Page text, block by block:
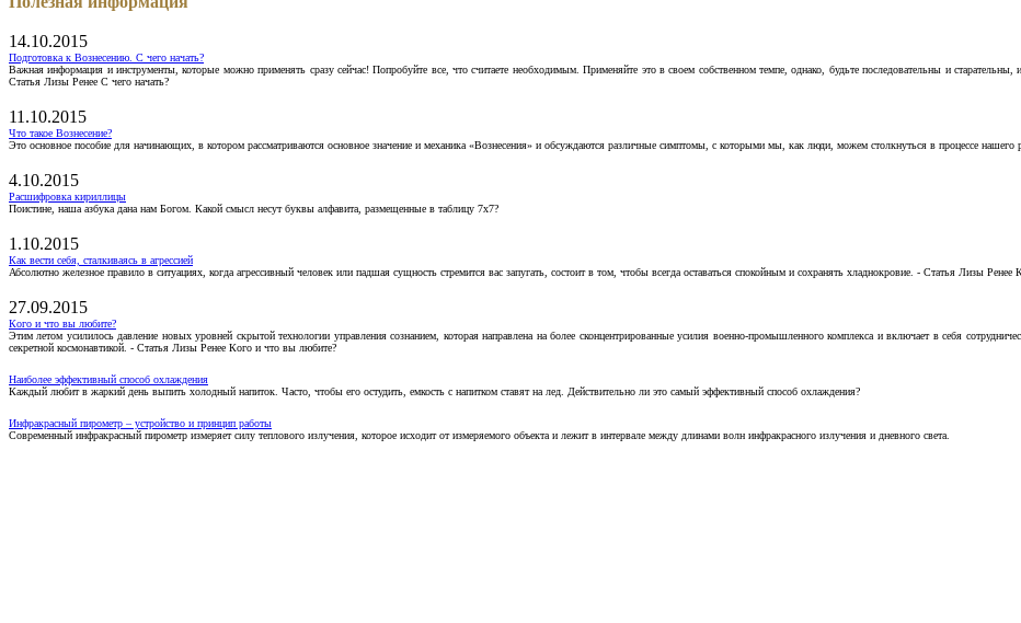
14.10.2015
Подготовка к Вознесению. С чего начать?
Важная информация и инструменты, которые можно применять сразу сейчас! Попробуйте все, что считаете необходимым. Применяйте это в своем собственном темпе, однако, будьте последовательны и
Статья Лизы Ренее С чего начать?
11.10.2015
Что такое Вознесение?
Это основное пособие для начинающих, в котором рассматриваются основное значение и механика «Вознесения» и обсуждаются различные симптомы, с которыми мы, как люди, можем столкнуться в процессе нашего
4.10.2015
Расшифровка кириллицы
Поистине, наша азбука дана нам Богом. Какой смысл несут буквы алфавита, размещенные в таблицу 7х7?
1.10.2015
Как вести себя, сталкиваясь в агрессией
Абсолютно железное правило в ситуациях, когда агрессивный человек или падшая сущность стремится вас запугать, состоит в том, чтобы всегда оставаться спокойным и сохранять хладнокровие. - Статья Лизы Ренее
27.09.2015
Кого и что вы любите?
Этим летом усилилось давление новых уровней скрытой технологии управления сознанием, которая направлена на более сконцентрированные усилия военно-промышленного комплекса и включает в себя
секретной космонавтикой. - Статья Лизы Ренее Кого и что вы любите?
Наиболее эффективный способ охлаждения
Каждый любит в жаркий день выпить холодный напиток. Часто, чтобы его остудить, емкость с напитком ставят на лед. Действительно ли это самый эффективный способ охлаждения?
Инфракрасный пирометр – устройство и принцип работы
Современный инфракрасный пирометр измеряет силу теплового излучения, которое исходит от измеряемого объекта и лежит в интервале между длинами волн инфракрасного излучения и дневного света.